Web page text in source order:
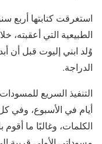
استغرقت كتابتها أربع
الطبيعية التي أعقبته،
وُلد ابني إليوت قبل أن
الدراجة.
التنفيذ السريع
أيام في الأسبوع، وفي
الكلمات، وغالبًا ما أقوم